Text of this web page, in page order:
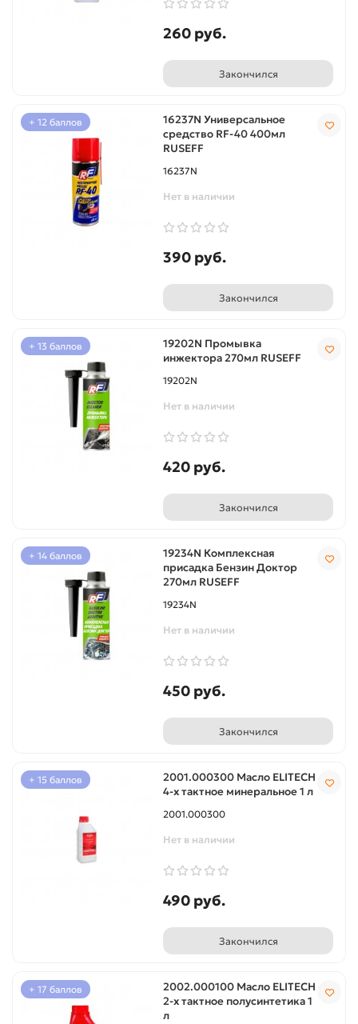
260 руб.
Закончился
+ 12 баллов
16237N Универсальное
средство RF-40 400мл
RUSEFF
16237N
Нет в наличии
390 руб.
Закончился
+ 13 баллов
19202N Промывка
инжектора 270мл RUSEFF
19202N
Нет в наличии
420 руб.
Закончился
+ 14 баллов
19234N Комплексная
присадка Бензин Доктор
270мл RUSEFF
19234N
Нет в наличии
450 руб.
Закончился
+ 15 баллов
2001.000300 Масло ELITECH
4-х тактное минеральное 1 л
2001.000300
Нет в наличии
490 руб.
Закончился
+ 17 баллов
2002.000100 Масло ELITECH
2-х тактное полусинтетика 1
л